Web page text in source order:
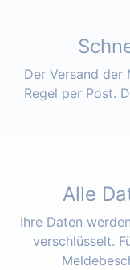
Der Versand
Regel per Post.
Alle
Ihre Daten
verschlüsselt.